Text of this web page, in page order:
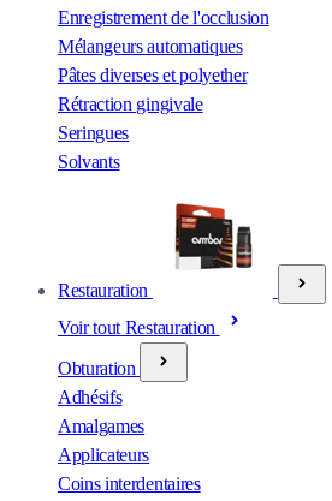
Enregistrement de l'occlusion
Mélangeurs automatiques
Pâtes diverses et polyether
Rétraction gingivale
Seringues
Solvants
Restauration
Voir tout Restauration
Obturation
Adhésifs
Amalgames
Applicateurs
Coins interdentaires